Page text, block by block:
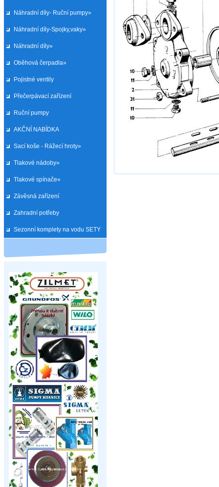
Náhradní díly- Ruční pumpy»
Náhradní díly-Spojky,vaky»
Náhradní díly»
Oběhová čerpadla»
Pojistné ventily
Přečerpávací zařízení
Ruční pumpy
AKČNÍ NABÍDKA
Sací koše - Rážecí hroty»
Tlakové nádoby»
Tlakové spínače»
Závěsná zařízení
Zahradní potřeby
Sezonní komplety na vodu SETY